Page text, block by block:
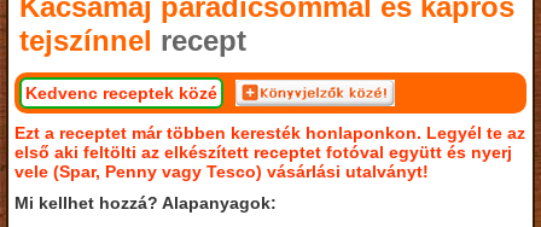
tejszínnel recept
Kedvenc receptek közé
Ezt a receptet már többen keresték honlaponkon. Legyél te az
első aki feltölti az elkészített receptet fotóval együtt és nyerj
vele (Spar, Penny vagy Tesco) vásárlási utalványt!
Mi kellhet hozzá? Alapanyagok: